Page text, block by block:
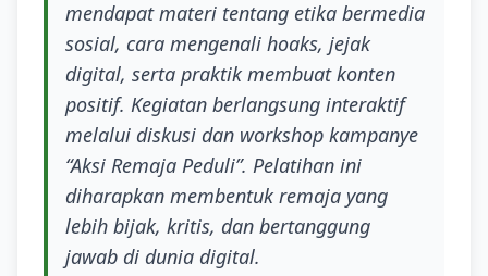
mendapat materi tentang etika bermedia
sosial, cara mengenali hoaks, jejak
digital, serta praktik membuat konten
positif. Kegiatan berlangsung interaktif
melalui diskusi dan workshop kampanye
“Aksi Remaja Peduli”. Pelatihan ini
diharapkan membentuk remaja yang
lebih bijak, kritis, dan bertanggung
jawab di dunia digital.